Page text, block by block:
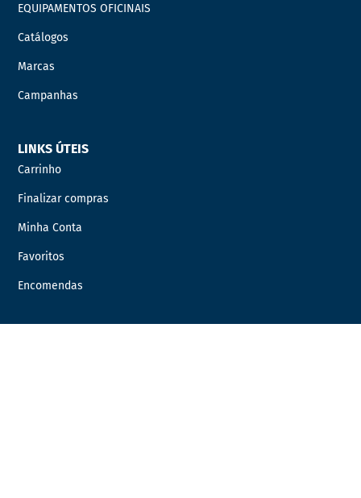
EQUIPAMENTOS OFICINAIS
Catálogos
Marcas
Campanhas
LINKS ÚTEIS
Carrinho
Finalizar compras
Minha Conta
Favoritos
Encomendas